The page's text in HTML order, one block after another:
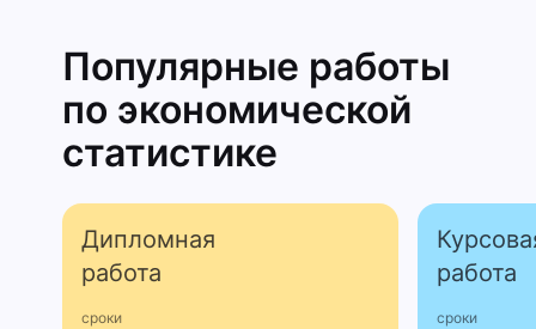
Популярные работы
по экономической
статистике
Дипломная
работа
сроки
работа
сроки